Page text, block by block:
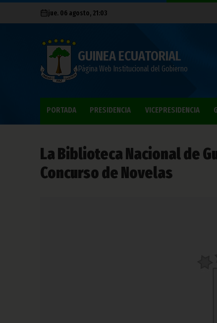
jue. 06 agosto, 21:03
GUINEA ECUATORIAL
Página Web Institucional del Gobierno
PORTADA PRESIDENCIA VICEPRESIDENCIA
La Biblioteca Nacional de
Concurso de Novelas